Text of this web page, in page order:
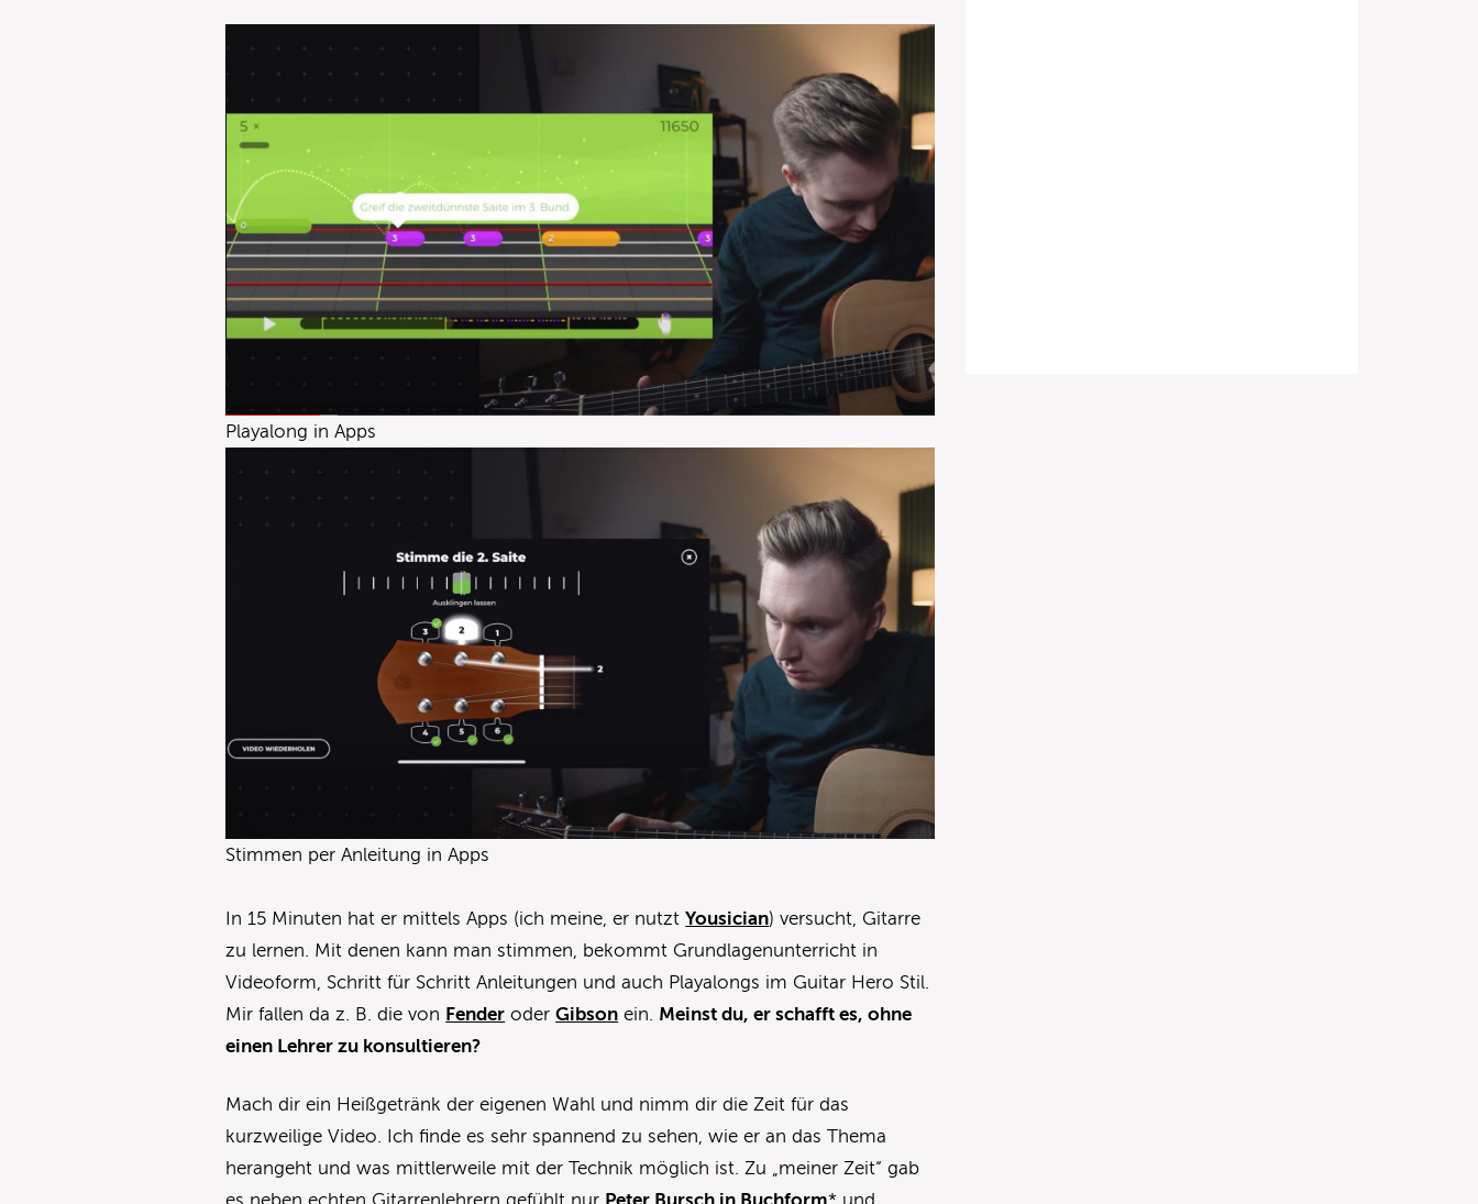
Playalong in Apps
Stimmen per Anleitung in Apps
In 15 Minuten hat er mittels Apps (ich meine, er nutztYousician) versucht, Gitarre
zu lernen. Mit denen kann man stimmen, bekommt Grundlagenunterricht in
Videoform, Schritt für Schritt Anleitungen und auch Playalongs im Guitar Hero Stil.
Mir fallen da z. B. die von Fender oderGibson ein. Meinst du, er schafft es, ohne
einen Lehrer zu konsultieren?
Mach dir ein Heißgetränk der eigenen Wahl und nimm dir die Zeit für das
kurzweilige Video. Ich finde es sehr spannend zu sehen, wie er an das Thema
herangeht und was mittlerweile mit der Technik möglich ist. Zu „meiner Zeit“ gab